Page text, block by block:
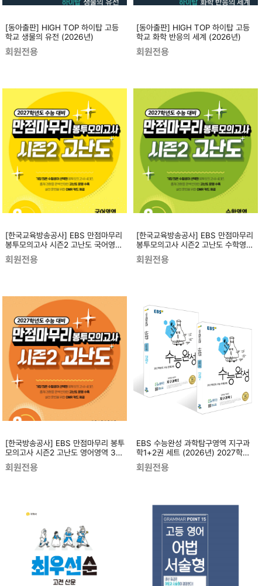
[동아출판] HIGH TOP 하이탑 고등
학교 생물의 유전 (2026년)
회원전용
[한국교육방송공사] EBS 만점마무리
봉투모의고사 시즌2 고난도 국어영역
3회분 (2026년) 2027학년도 수능
대비
회원전용
[한국방송공사] EBS 만점마무리 봉투
모의고사 시즌2 고난도 영어영역 3회
분 (2026년) 2027학년도 수능 대비
회원전용
[동아출판] HIGH TOP 하이탑 고등
학교 화학 반응의 세계 (2026년)
회원전용
[한국교육방송공사] EBS 만점마무리
봉투모의고사 시즌2 고난도 수학영역
3회분 (2026년) 2027학년도 수능
대비
회원전용
EBS 수능완성 과학탐구영역 지구과
학1+2권 세트 (2026년) 2027학년
도 수능 연계교재
회원전용